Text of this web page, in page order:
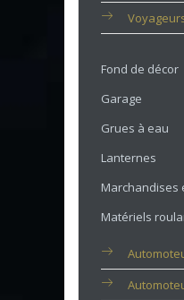
Fond de décor
Garage
Grues à eau
Lanternes
Marchandises
Matériels